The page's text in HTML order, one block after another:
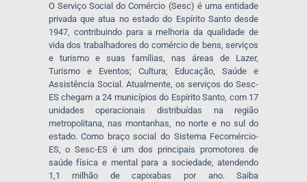
O Serviço Social do Comércio (Sesc) é uma entidade
privada que atua no estado do Espírito Santo desde
1947, contribuindo para a melhoria da qualidade de
vida dos trabalhadores do comércio de bens, serviços
e turismo e suas famílias, nas áreas de Lazer,
Turismo e Eventos; Cultura; Educação, Saúde e
Assistência Social. Atualmente, os serviços do Sesc-
ES chegam a 24 municípios do Espírito Santo, com 17
unidades operacionais distribuídas na região
metropolitana, nas montanhas, no norte e no sul do
estado. Como braço social do Sistema Fecomércio-
ES, o Sesc-ES é um dos principais promotores de
saúde física e mental para a sociedade, atendendo
1,1 milhão de capixabas por ano. Saiba